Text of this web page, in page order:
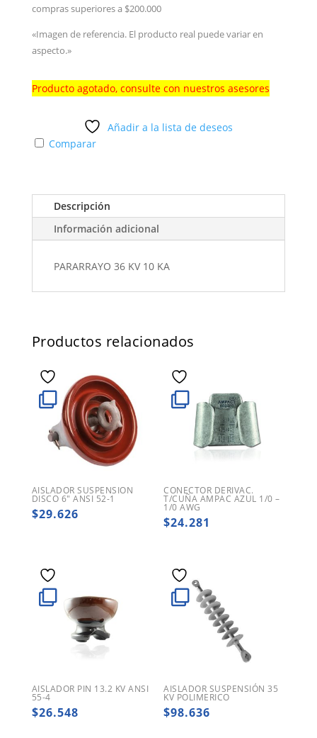
compras superiores a $200.000
«Imagen de referencia. El producto real puede variar en
aspecto.»
Producto agotado, consulte con nuestros asesores
Añadir a la lista de deseos
Comparar
Descripción
Información adicional
PARARRAYO 36 KV 10 KA
Productos relacionados
AISLADOR SUSPENSION
DISCO 6″ ANSI 52-1
$29.626
CONECTOR DERIVAC.
T/CUÑA AMPAC AZUL 1/0 –
1/0 AWG
$24.281
AISLADOR PIN 13.2 KV ANSI
55-4
$26.548
AISLADOR SUSPENSIÓN 35
KV POLIMERICO
$98.636